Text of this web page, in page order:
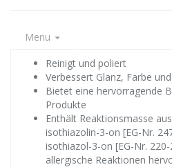
Menu
Reinigt und poliert
Verbessert Glanz, Farbe
Bietet eine hervorragende
Produkte
Enthält Reaktionsmasse
isothiazolin-3-on [EG-Nr.
isothiazol-3-on [EG-Nr.
allergische Reaktionen